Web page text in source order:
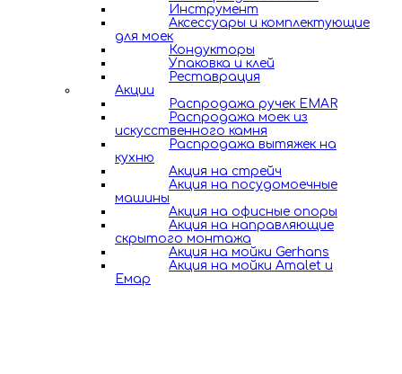
Инструмент
Аксессуары и комплектующие
для моек
Кондукторы
Упаковка и клей
Реставрация
Акции
Распродажа ручек EMAR
Распродажа моек из
искусственного камня
Распродажа вытяжек на
кухню
Акция на стрейч
Акция на посудомоечные
машины
Акция на офисные опоры
Акция на направляющие
скрытого монтажа
Акция на мойки Gerhans
Акция на мойки Amalet и
Емар